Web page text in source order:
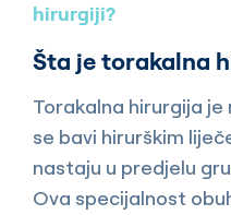
hirurgiji?
Šta je torakalna
Torakalna hirurgija
se bavi hirurškim
nastaju u predjelu
Ova specijalnost